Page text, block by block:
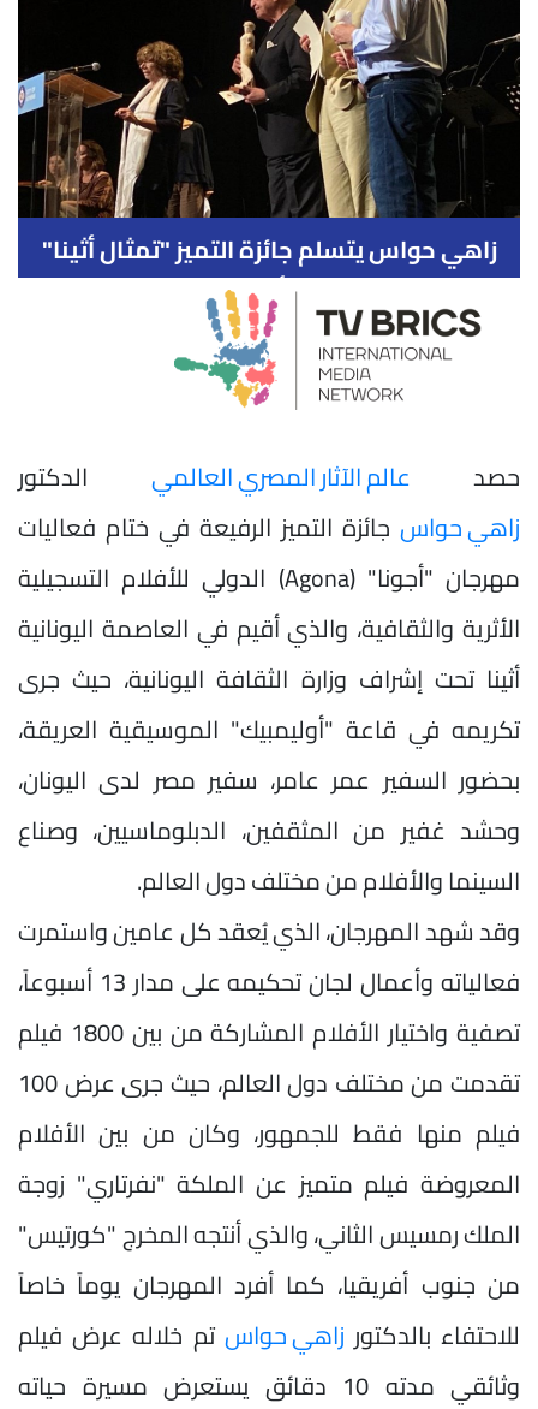
زاهي حواس يتسلم جائزة التميز "تمثال أثينا"
في ختام مهرجان "أجونا" الدولي باليونان
حصد عالم الآثار المصري العالمي الدكتور
زاهي حواس جائزة التميز الرفيعة في ختام فعاليات
مهرجان "أجونا" (Agona) الدولي للأفلام التسجيلية
الأثرية والثقافية، والذي أقيم في العاصمة اليونانية
أثينا تحت إشراف وزارة الثقافة اليونانية، حيث جرى
تكريمه في قاعة "أوليمبيك" الموسيقية العريقة،
بحضور السفير عمر عامر، سفير مصر لدى اليونان،
وحشد غفير من المثقفين، الدبلوماسيين، وصناع
السينما والأفلام من مختلف دول العالم.
وقد شهد المهرجان، الذي يُعقد كل عامين واستمرت
فعالياته وأعمال لجان تحكيمه على مدار 13 أسبوعاً،
تصفية واختيار الأفلام المشاركة من بين 1800 فيلم
تقدمت من مختلف دول العالم، حيث جرى عرض 100
فيلم منها فقط للجمهور، وكان من بين الأفلام
المعروضة فيلم متميز عن الملكة "نفرتاري" زوجة
الملك رمسيس الثاني، والذي أنتجه المخرج "كورتيس"
من جنوب أفريقيا، كما أفرد المهرجان يوماً خاصاً
للاحتفاء بالدكتور زاهي حواس تم خلاله عرض فيلم
وثائقي مدته 10 دقائق يستعرض مسيرة حياته